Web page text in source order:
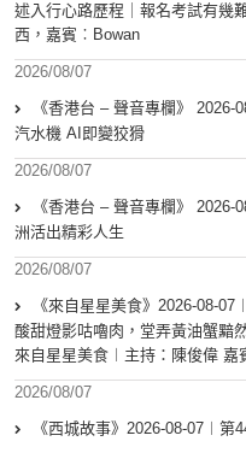
述入行心路歷程｜報名考試有幾
西，嘉賓︰Bowan
2026/08/07
《香港台 – 聲音專欄》
汽水機 AI即變狡猾
2026/08/07
《香港台 – 聲音專欄》
洲活出精彩人生
2026/08/07
《來自星星美食》2026-08-
酸甜燈影咕嚕肉，堂弄黃油蟹黯
來自星星美食︱主持：陳俊偉 嘉
2026/08/07
《西城故事》2026-08-07︱